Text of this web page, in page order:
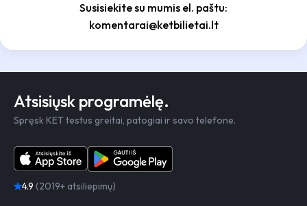
Susisiekite su mumis el. paštu:
komentarai@ketbilietai.lt
Atsisiųsk programėlę.
Spręsk KET testus greitai, patogiai ir savo telefone.
4.9 (2019+ atsiliepimų)